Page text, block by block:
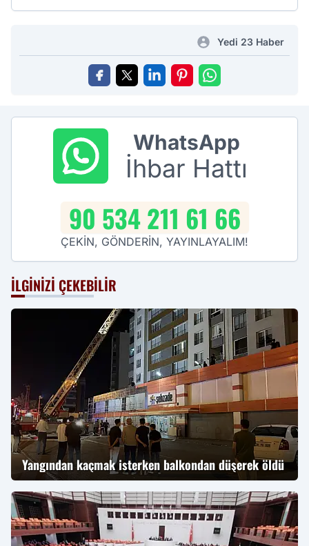
Yedi 23 Haber
WhatsApp
İhbar Hattı
90 534 211 61 66
ÇEKİN, GÖNDERİN, YAYINLAYALIM!
İLGINIZI ÇEKEBILIR
Yangından kaçmak isterken balkondan düşerek öldü